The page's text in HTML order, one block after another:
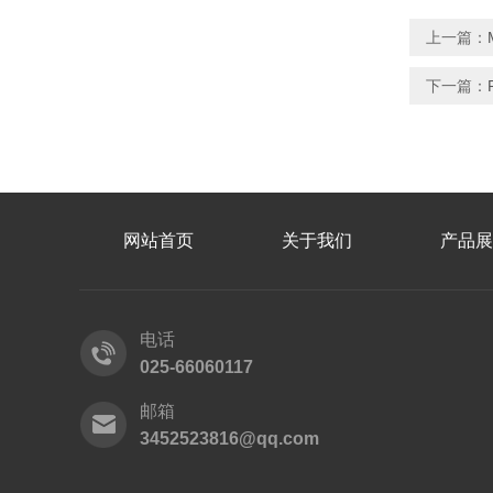
上一篇：
下一篇：
网站首页 关于我们 产品
电话
025-66060117
邮箱
3452523816@qq.com